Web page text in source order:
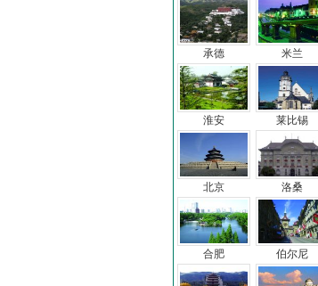
承德
淮安
北京
合肥
米兰
莱比锡
洛桑
伯尔尼